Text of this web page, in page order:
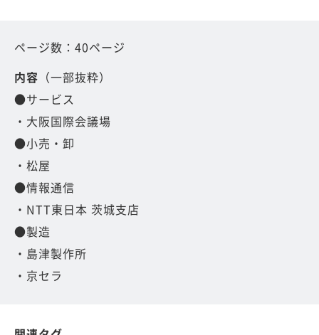
ページ数：40ページ
内容 （一部抜粋）
●サービス
・大阪国際会議場
●小売・卸
・松屋
●情報通信
・NTT東日本 茨城支店
●製造
・島津製作所
・京セラ